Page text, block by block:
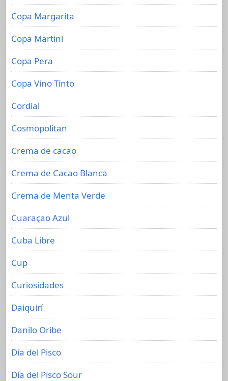
Copa Margarita
Copa Martini
Copa Pera
Copa Vino Tinto
Cordial
Cosmopolitan
Crema de cacao
Crema de Cacao Blanca
Crema de Menta Verde
Cuaraçao Azul
Cuba Libre
Cup
Curiosidades
Daiquirí
Danilo Oribe
Día del Pisco
Día del Pisco Sour